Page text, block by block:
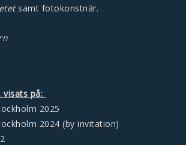
samt fotokonstnär.
visats på:
2025
2024 (by invitation)